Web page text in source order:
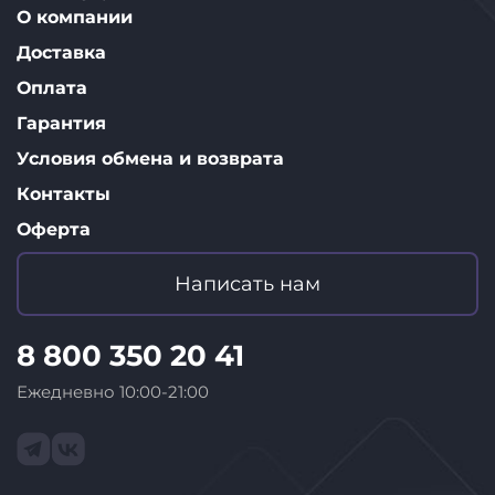
отлично распознает речь даже с дальних расстояний,
так как Яндекс.Станция Лайт имеет целых четыре
микрофона. Громкость воспроизведения заметно
улучшена: звук стал чище и насыщеннее.
Написать нам
8 800 350 20 41
Ежедневно 10:00-21:00
О компании
Доставка
Оплата
Гарантия
Условия обмена и возврата
Контакты
Оферта